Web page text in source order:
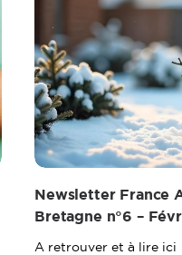
Newsletter France
Bretagne n°6 –
A retrouver et à lire ici